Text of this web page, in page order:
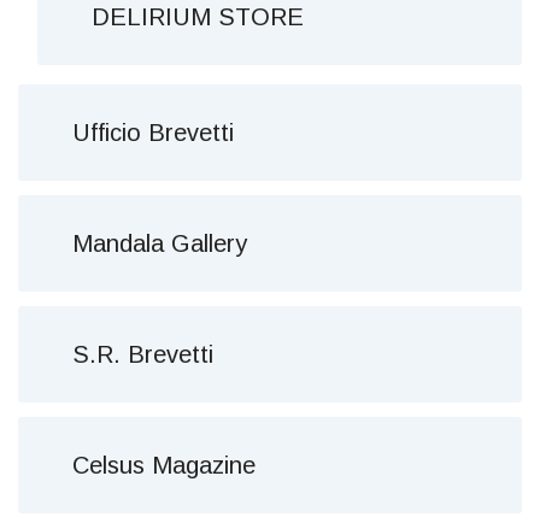
DELIRIUM STORE
Ufficio Brevetti
Mandala Gallery
S.R. Brevetti
Celsus Magazine